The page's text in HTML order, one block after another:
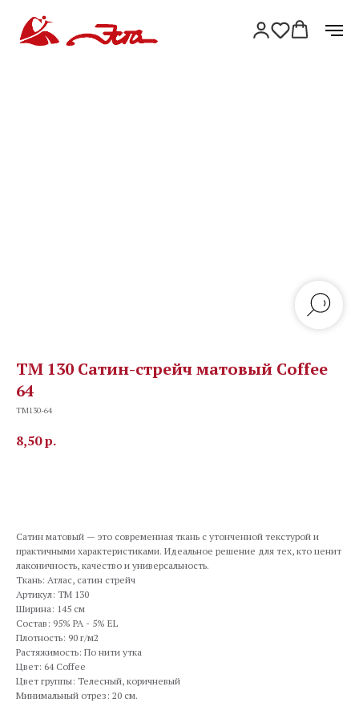
TM 130 Сатин-стрейч матовый Coffee
64
TM130-64
8,50р.
Сатин матовый — это современная ткань с утонченной текстурой и
практичными характеристиками. Идеальное решение для тех, кто ценит
лаконичность, качество и универсальность.
Ткань: Атлас, сатин стрейч
Артикул: TM 130
Ширина: 145 см
Состав: 95% PA - 5% EL
Плотность: 90 г/м2
Растяжимость: По нити утка
Цвет: 64 Coffee
Цвет группы: Телесный, коричневый
Минимальный отрез: 20 см.